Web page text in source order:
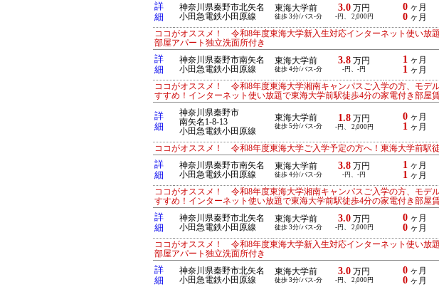
詳
細
神奈川県秦野市北矢名
小田急電鉄小田原線
東海大学前
徒歩 3分/バス-分
3.0 万円
-円、 2,000円
0 ヶ月
0 ヶ月
ココがオススメ！ 令和8年度東海大学新入生対応インターネット使い放
部屋アパート独立洗面所付き
詳
細
神奈川県秦野市南矢名
小田急電鉄小田原線
東海大学前
徒歩 4分/バス-分
3.8 万円
-円、-円
1 ヶ月
1 ヶ月
ココがオススメ！ 令和8年度東海大学湘南キャンパスご入学の方、モデ
すすめ！インターネット使い放題で東海大学前駅徒歩4分の家電付き部屋
詳
細
神奈川県秦野市
南矢名1-8-13
小田急電鉄小田原線
東海大学前
徒歩 5分/バス-分
1.8 万円
-円、 2,000円
0 ヶ月
1 ヶ月
ココがオススメ！ 令和8年度東海大学ご入学予定の方へ！東海大学前駅
詳
細
神奈川県秦野市南矢名
小田急電鉄小田原線
東海大学前
徒歩 4分/バス-分
3.8 万円
-円、-円
1 ヶ月
1 ヶ月
ココがオススメ！ 令和8年度東海大学湘南キャンパスご入学の方、モデ
すすめ！インターネット使い放題で東海大学前駅徒歩4分の家電付き部屋
詳
細
神奈川県秦野市北矢名
小田急電鉄小田原線
東海大学前
徒歩 3分/バス-分
3.0 万円
-円、 2,000円
0 ヶ月
0 ヶ月
ココがオススメ！ 令和8年度東海大学新入生対応インターネット使い放
部屋アパート独立洗面所付き
詳
細
神奈川県秦野市北矢名
小田急電鉄小田原線
東海大学前
徒歩 3分/バス-分
3.0 万円
-円、 2,000円
0 ヶ月
0 ヶ月